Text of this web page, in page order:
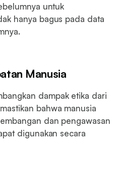
untuk
hanya bagus pada data
Manusia
dampak etika dari
bahwa manusia
dan pengawasan
digunakan secara